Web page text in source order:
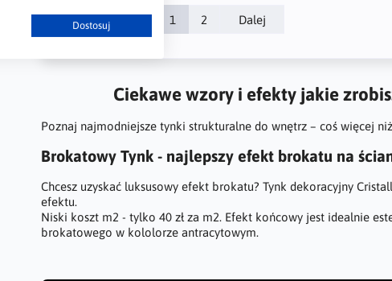
DostosujPoprzedni 1 2 Dalej
Ciekawe wzory i efekty jakie
Poznaj najmodniejsze tynki strukturalne do wnętrz – coś więcej
Brokatowy Tynk - najlepszy efekt brokatu na
Chcesz uzyskać luksusowy efekt brokatu? Tynk dekoracyjny
efektu.
Niski koszt m2 - tylko 40 zł za m2. Efekt końcowy jest idealnie
brokatowego w kololorze antracytowym.